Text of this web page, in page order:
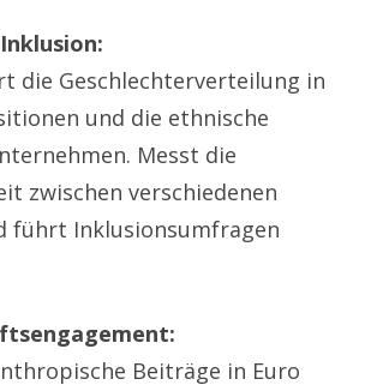
die Geschlechterverteilung in
und die ethnische
Messt die
zwischen verschiedenen
führt Inklusionsumfragen
Beiträge in Euro